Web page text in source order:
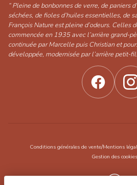
“ Pleine de bonbonnes de verre, de paniers
séchées, de fioles d’huiles essentielles, de
François Nature est pleine d’odeurs. Celles
commencée en 1935 avec l’arrière grand-
continuée par Marcelle puis Christian et
développée, modernisée par l’arrière petit-
Conditions générales de vente/Mentions
Gestion des cookies